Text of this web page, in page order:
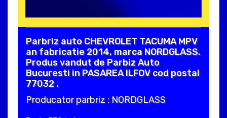
Parbriz auto CHEVROLET TACUMA MPV
an fabricatie 2014, marca NORDGLASS.
Produs vandut de Parbiz Auto
Bucuresti in PASAREA ILFOV cod postal
77032 .
Producator parbriz : NORDGLASS